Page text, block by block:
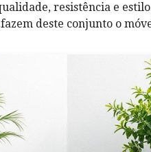
resistência e
deste conjunto o